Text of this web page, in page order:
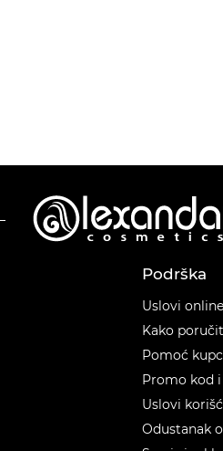
Podrška
Uslovi
Kako
Pomoć
Promo kod
Uslovi
Odustanak